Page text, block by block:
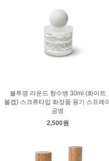
불투명 라운드 향수병 30ml (화이트
볼캡) 스크류타입 화장품 용기 스프레이
공병
2,500원